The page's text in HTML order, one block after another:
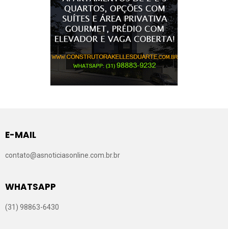
E-MAIL
contato@asnoticiasonline.com.br.br
WHATSAPP
(31) 98863-6430